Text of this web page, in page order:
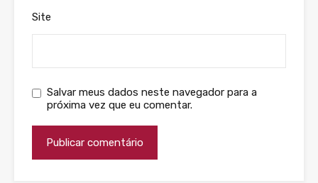
Site
Salvar meus dados neste navegador para a
próxima vez que eu comentar.